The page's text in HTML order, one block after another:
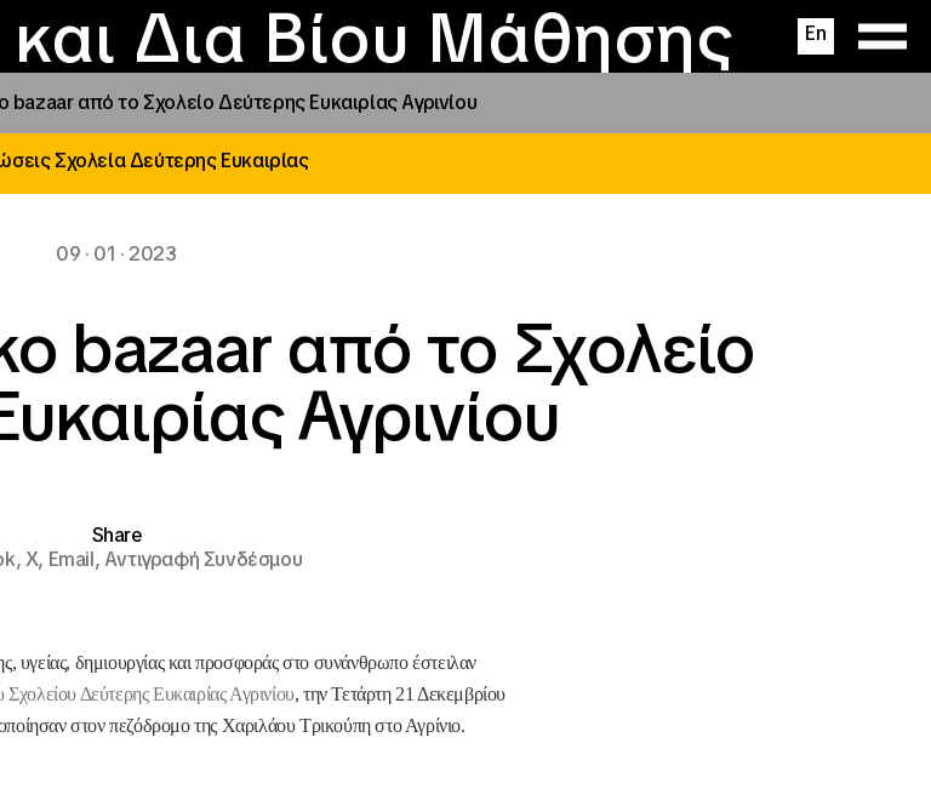
Δια Βίου Μάθησης En
ΙΝΕΔΙΒΙΜ
και δράσεις
Εστίες
αιγίδας
Νέα
bazaar από το Σχολείο Δεύτερης Ευκαιρίας Αγρινίου
Σχολεία Δεύτερης Ευκαιρίας
09 · 01 · 2023
bazaar από το Σχολείο
Αγρινίου
Share
X, Email,Αντιγραφή Συνδέσμου
υγείας, δημιουργίας και προσφοράς στο συνάνθρωπο έστειλαν
Σχολείου Δεύτερης Ευκαιρίας Αγρινίου, την Τετάρτη 21 Δεκεμβρίου
στον πεζόδρομο της Χαριλάου Τρικούπη στο Αγρίνιο.